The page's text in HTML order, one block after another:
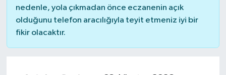
nedenle, yola çıkmadan önce eczanenin açık
olduğunu telefon aracılığıyla teyit etmeniz iyi bir
fikir olacaktır.